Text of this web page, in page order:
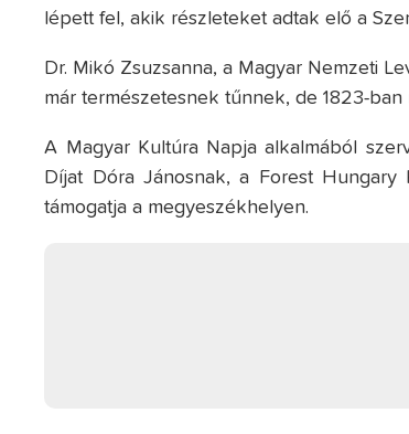
lépett fel, akik részleteket adtak elő a
Dr. Mikó Zsuzsanna, a Magyar Nemzeti
már természetesnek tűnnek, de 1823-
A Magyar Kultúra Napja alkalmából
Díjat Dóra Jánosnak, a Forest Hungary
támogatja a megyeszékhelyen.